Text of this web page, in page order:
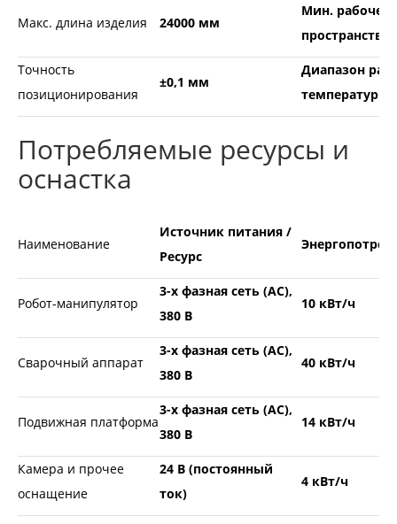
Макс. длина изделия 24000 мм
Мин. рабочее
пространство
Точность
позиционирования
±0,1 мм
Диапазон
температур
Потребляемые ресурсы и
оснастка
Наименование
Источник питания /
Ресурс
Робот-манипулятор
3-х фазная сеть (AC),
380 В
10 кВт/ч
Сварочный аппарат
3-х фазная сеть (AC),
380 В
40 кВт/ч
Подвижная платформа
3-х фазная сеть (AC),
380 В
14 кВт/ч
Камера и прочее
оснащение
24 В (постоянный
ток)
4 кВт/ч